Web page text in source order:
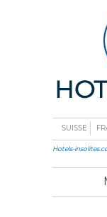
SUISSE
Hotels-